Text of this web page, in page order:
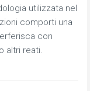
utilizzata nel
comporti una
con
altri reati.